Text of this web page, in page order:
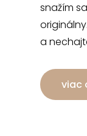
snažím
a
viac